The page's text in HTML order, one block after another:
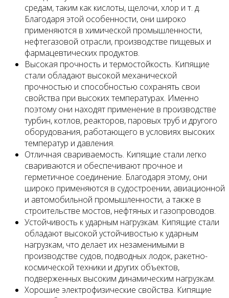
средам, таким как кислоты, щелочи, хлор и т. д.
Благодаря этой особенности, они широко
применяются в химической промышленности,
нефтегазовой отрасли, производстве пищевых и
фармацевтических продуктов.
Высокая прочность и термостойкость. Кипящие
стали обладают высокой механической
прочностью и способностью сохранять свои
свойства при высоких температурах. Именно
поэтому они находят применение в производстве
турбин, котлов, реакторов, паровых труб и другого
оборудования, работающего в условиях высоких
температур и давления.
Отличная свариваемость. Кипящие стали легко
свариваются и обеспечивают прочное и
герметичное соединение. Благодаря этому, они
широко применяются в судостроении, авиационной
и автомобильной промышленности, а также в
строительстве мостов, нефтяных и газопроводов.
Устойчивость к ударным нагрузкам. Кипящие стали
обладают высокой устойчивостью к ударным
нагрузкам, что делает их незаменимыми в
производстве судов, подводных лодок, ракетно-
космической техники и других объектов,
подверженных высоким динамическим нагрузкам.
Хорошие электрофизические свойства. Кипящие